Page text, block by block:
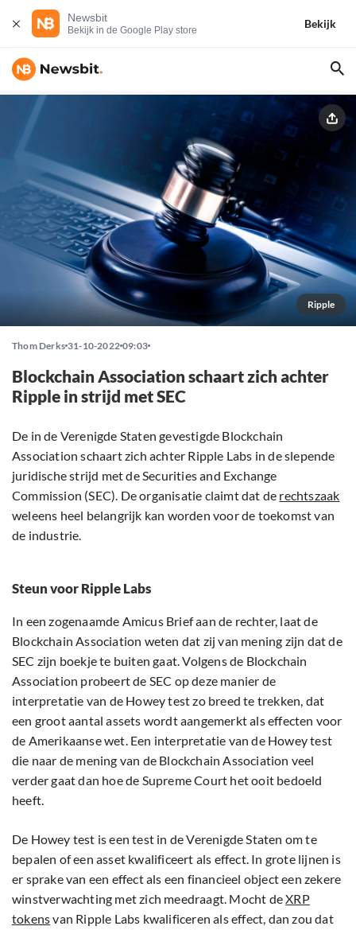
Newsbit
Bekijk in de Google Play store
Bekijk
Ripple
Thom Derks 31-10-2022 09:03
Blockchain Association schaart zich achter
Ripple in strijd met SEC
De in de Verenigde Staten gevestigde Blockchain
Association schaart zich achter Ripple Labs in de slepende
juridische strijd met de Securities and Exchange
Commission (SEC). De organisatie claimt dat de rechtszaak
weleens heel belangrijk kan worden voor de toekomst van
de industrie.
Steun voor Ripple Labs
In een zogenaamde Amicus Brief aan de rechter, laat de
Blockchain Association weten dat zij van mening zijn dat de
SEC zijn boekje te buiten gaat. Volgens de Blockchain
Association probeert de SEC op deze manier de
interpretatie van de Howey test zo breed te trekken, dat
een groot aantal assets wordt aangemerkt als effecten voor
de Amerikaanse wet. Een interpretatie van de Howey test
die naar de mening van de Blockchain Association veel
verder gaat dan hoe de Supreme Court het ooit bedoeld
heeft.
De Howey test is een test in de Verenigde Staten om te
bepalen of een asset kwalificeert als effect. In grote lijnen is
er sprake van een effect als een financieel object een zekere
winstverwachting met zich meedraagt. Mocht deXRP
tokensvan Ripple Labs kwalificeren als effect, dan zou dat